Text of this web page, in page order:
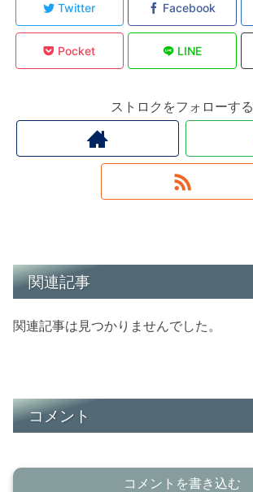
Twitter Facebook
Pocket LINE
ストロクをフォローする
関連記事
関連記事は見つかりませんでした。
コメント
コメントを書き込む